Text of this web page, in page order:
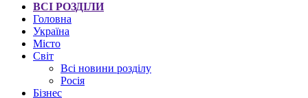
ВСІ РОЗДІЛИ
Головна
Україна
Місто
Світ
Всі новини розділу
Росія
Бізнес